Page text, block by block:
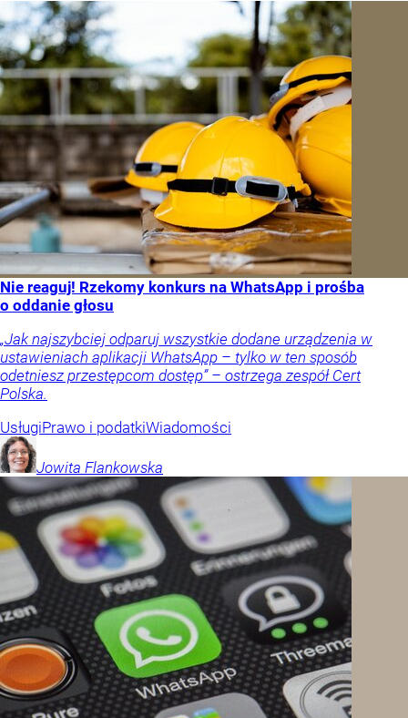
Nie reaguj! Rzekomy konkurs na WhatsApp i prośba
o oddanie głosu
„Jak najszybciej odparuj wszystkie dodane urządzenia w
ustawieniach aplikacji WhatsApp – tylko w ten sposób
odetniesz przestępcom dostęp” – ostrzega zespół Cert
Polska.
UsługiPrawo i podatkiWiadomości
Jowita Flankowska